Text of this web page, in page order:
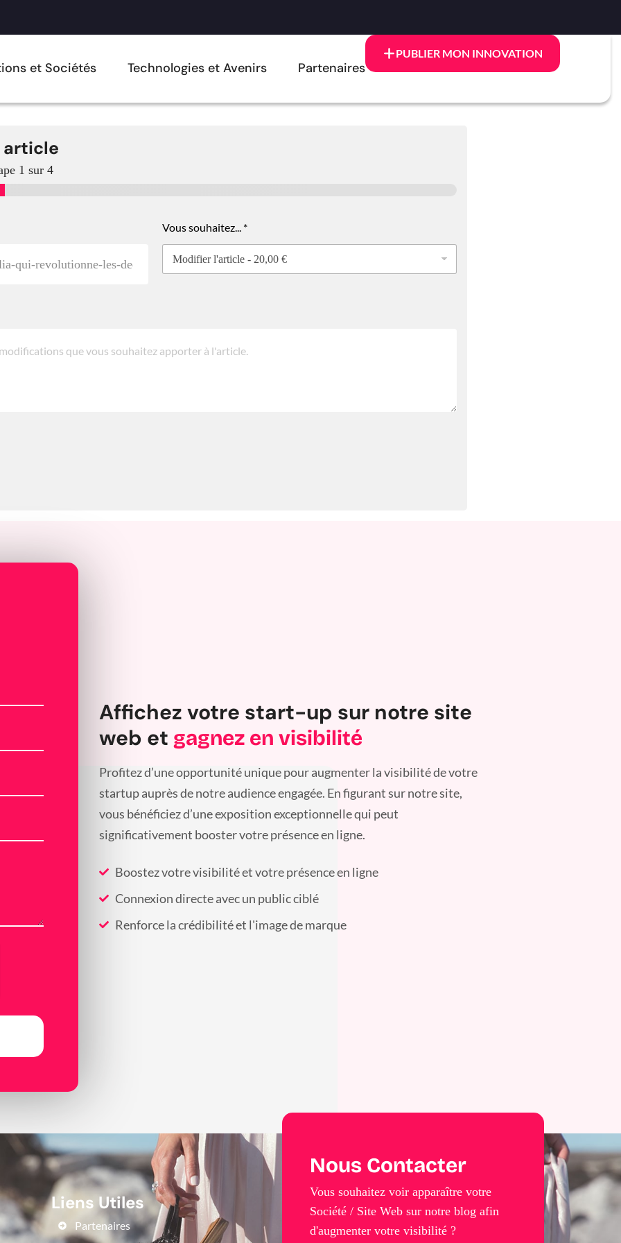
et Sociétés Technologies et Avenirs Partenaires
PUBLIER MON INNOVATION
article
1 sur 4
Vous souhaitez... *
Affichez votre start-up sur notre site
web et gagnez en visibilité
Profitez d’une opportunité unique pour augmenter la visibilité de votre
startup auprès de notre audience engagée. En figurant sur notre site,
vous bénéficiez d’une exposition exceptionnelle qui peut
significativement booster votre présence en ligne.
Boostez votre visibilité et votre présence en ligne
Connexion directe avec un public ciblé
Renforce la crédibilité et l'image de marque
Liens Utiles
Partenaires
Nous Contacter
Vous souhaitez voir apparaître votre
Société / Site Web sur notre blog afin
d'augmenter votre visibilité ?